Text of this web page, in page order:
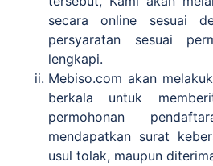
secara online sesuai
persyaratan sesuai
lengkapi.
Mebiso.com akan
berkala untuk
permohonan
mendapatkan surat
usul tolak, maupun